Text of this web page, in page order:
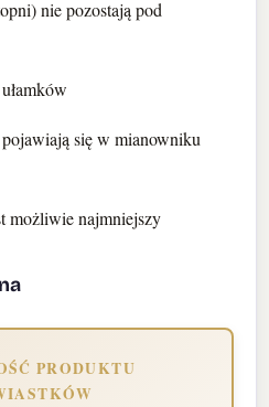
nie pozostają pod
się w mianowniku
możliwie najmniejszy
PRODUKTU